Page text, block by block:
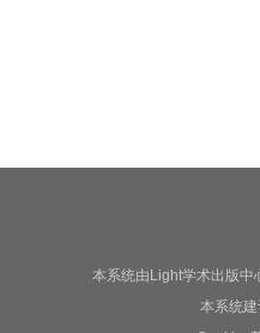
本系统由Light学术出版中
本系统